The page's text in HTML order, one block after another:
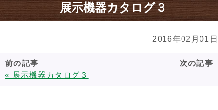
展示機器カタログ３
2016年02月01日
前の記事
« 展示機器カタログ３
次の記事